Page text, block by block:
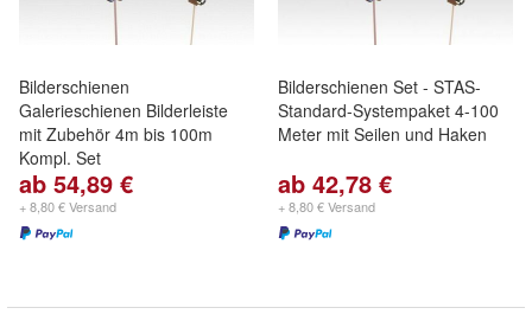
Bilderschienen
Galerieschienen Bilderleiste
mit Zubehör 4m bis 100m
Kompl. Set
ab 54,89 €
+ 8,80 € Versand
Bilderschienen Set - STAS-
Standard-Systempaket 4-100
Meter mit Seilen und Haken
ab 42,78 €
+ 8,80 € Versand